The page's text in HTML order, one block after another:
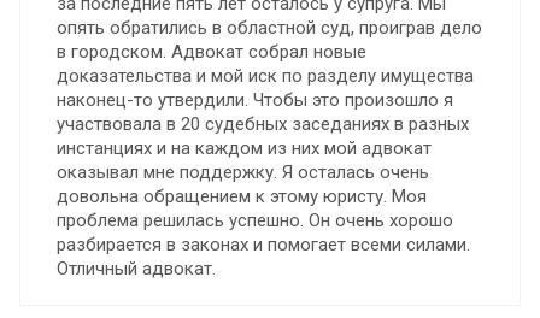
опять обратились в областной суд, проиграв дело
в городском. Адвокат собрал новые
доказательства и мой иск по разделу имущества
наконец-то утвердили. Чтобы это произошло я
участвовала в 20 судебных заседаниях в разных
инстанциях и на каждом из них мой адвокат
оказывал мне поддержку. Я осталась очень
довольна обращением к этому юристу. Моя
проблема решилась успешно. Он очень хорошо
разбирается в законах и помогает всеми силами.
Отличный адвокат.